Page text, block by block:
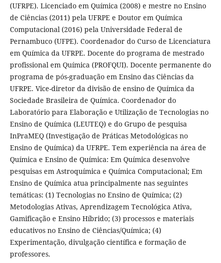
(UFRPE). Licenciado em Química (2008) e mestre no Ensino
de Ciências (2011) pela UFRPE e Doutor em Química
Computacional (2016) pela Universidade Federal de
Pernambuco (UFPE). Coordenador do Curso de Licenciatura
em Química da UFRPE. Docente do programa de mestrado
profissional em Química (PROFQUI). Docente permanente do
programa de pós-graduação em Ensino das Ciências da
UFRPE. Vice-diretor da divisão de ensino de Química da
Sociedade Brasileira de Química. Coordenador do
Laboratório para Elaboração e Utilização de Tecnologias no
Ensino de Química (LEUTEQ) e do Grupo de pesquisa
InPraMEQ (Investigação de Práticas Metodológicas no
Ensino de Química) da UFRPE. Tem experiência na área de
Química e Ensino de Química: Em Química desenvolve
pesquisas em Astroquímica e Química Computacional; Em
Ensino de Química atua principalmente nas seguintes
temáticas: (1) Tecnologias no Ensino de Química; (2)
Metodologias Ativas, Aprendizagem Tecnológica Ativa,
Gamificação e Ensino Híbrido; (3) processos e materiais
educativos no Ensino de Ciências/Química; (4)
Experimentação, divulgação científica e formação de
professores.